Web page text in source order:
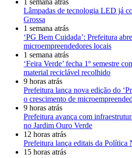
1 semana atrás
Lâmpadas de tecnologia LED já
Grossa
1 semana atrás
‘PG Bem Cuidada’: Prefeitura
microempreendedores locais
1 semana atrás
‘Feira Verde’ fecha 1º semestre
material reciclável recolhido
9 horas atrás
Prefeitura lança nova edição do
o crescimento de
9 horas atrás
Prefeitura avança com
no Jardim Ouro Verde
12 horas atrás
Prefeitura lança editais da
15 horas atrás